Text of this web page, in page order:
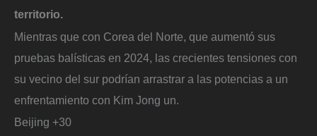
territorio.
Mientras que con Corea del Norte, que aumentó sus
pruebas balísticas en 2024, las crecientes tensiones con
su vecino del sur podrían arrastrar a las potencias a un
enfrentamiento con Kim Jong un.
Beijing +30